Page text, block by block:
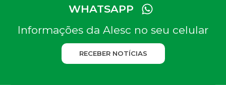
WHATSAPP
Informações da Alesc no seu celular
RECEBER NOTÍCIAS